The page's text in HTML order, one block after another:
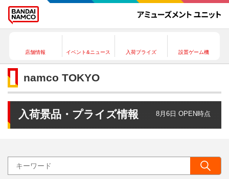
店舗情報 イベント&ニュース 入荷プライズ 設置ゲーム機
namco TOKYO
入荷景品・プライズ情報 8月6日 OPEN時点